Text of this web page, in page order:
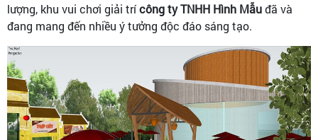
lượng, khu vui chơi giải trícông ty TNHH Hình Mẫuđã và
đang mang đến nhiều ý tưởng độc đáo sáng tạo.